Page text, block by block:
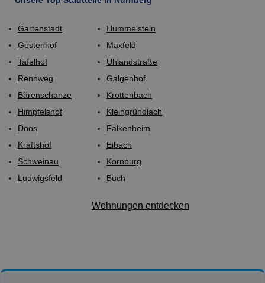
Gartenstadt
Gostenhof
Tafelhof
Rennweg
Bärenschanze
Himpfelshof
Doos
Kraftshof
Schweinau
Ludwigsfeld
Hummelstein
Maxfeld
Uhlandstraße
Galgenhof
Krottenbach
Kleingründlach
Falkenheim
Eibach
Kornburg
Buch
Wohnungen entdecken